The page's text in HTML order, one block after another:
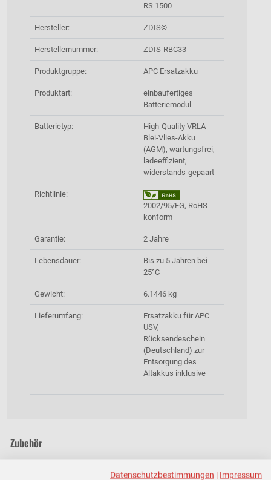
RS 1500
Hersteller: ZDIS©
Herstellernummer: ZDIS-RBC33
Produktgruppe: APC Ersatzakku
Produktart:
einbaufertiges
Batteriemodul
Batterietyp:
High-Quality VRLA
Blei-Vlies-Akku
(AGM), wartungsfrei,
ladeeffizient,
widerstands-gepaart
Richtlinie:
2002/95/EG, RoHS
konform
Garantie: 2 Jahre
Lebensdauer:
Bis zu 5 Jahren bei
25°C
Gewicht: 6.1446 kg
Lieferumfang:
Ersatzakku für APC
USV,
Rücksendeschein
(Deutschland) zur
Entsorgung des
Altakkus inklusive
Zubehör
Datenschutzbestimmungen | Impressum